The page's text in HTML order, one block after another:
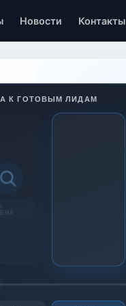
Новости Контакты
К ГОТОВЫМ ЛИДАМ